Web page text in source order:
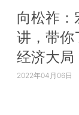
向松祚
讲，带你
经济大局
2022年04月06日